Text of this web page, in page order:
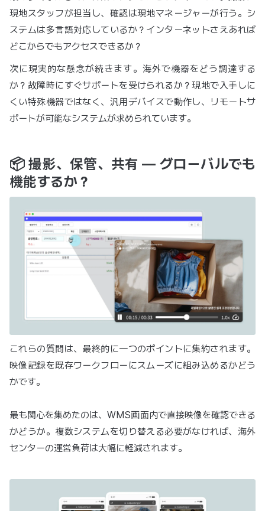
現地スタッフが担当し、確認は現地マネージャーが行う。シ
ステムは多言語対応しているか？インターネットさえあれば
どこからでもアクセスできるか？
次に現実的な懸念が続きます。海外で機器をどう調達する
か？故障時にすぐサポートを受けられるか？現地で入手しに
くい特殊機器ではなく、汎用デバイスで動作し、リモートサ
ポートが可能なシステムが求められています。
📦 撮影、保管、共有 — グローバルでも
機能するか？
これらの質問は、最終的に一つのポイントに集約されます。
映像記録を既存ワークフローにスムーズに組み込めるかどう
かです。
最も関心を集めたのは、WMS画面内で直接映像を確認できる
かどうか。複数システムを切り替える必要がなければ、海外
センターの運営負荷は大幅に軽減されます。